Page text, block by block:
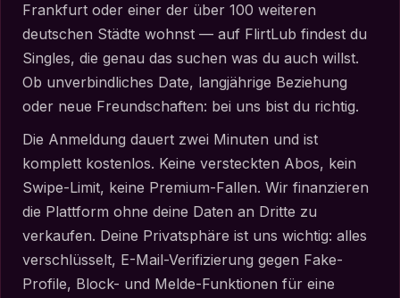
Frankfurt oder einer der über 100 weiteren
deutschen Städte wohnst — auf FlirtLub findest du
Singles, die genau das suchen was du auch willst.
Ob unverbindliches Date, langjährige Beziehung
oder neue Freundschaften: bei uns bist du richtig.
Die Anmeldung dauert zwei Minuten und ist
komplett kostenlos. Keine versteckten Abos, kein
Swipe-Limit, keine Premium-Fallen. Wir finanzieren
die Plattform ohne deine Daten an Dritte zu
verkaufen. Deine Privatsphäre ist uns wichtig: alles
verschlüsselt, E-Mail-Verifizierung gegen Fake-
Profile, Block- und Melde-Funktionen für eine